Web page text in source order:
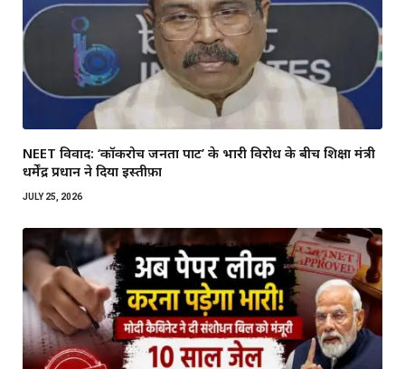
NEET विवाद: ‘कॉकरोच जनता पार्टी’ के भारी विरोध के बीच शिक्षा मंत्री
धर्मेंद्र प्रधान ने दिया इस्तीफ़ा
JULY 25, 2026